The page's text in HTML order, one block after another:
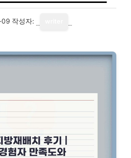
09 작성자: